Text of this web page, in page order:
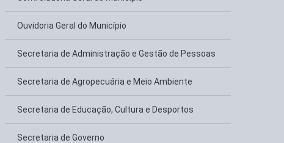
Ouvidoria Geral do Município
Secretaria de Administração e Gestão de Pessoas
Secretaria de Agropecuária e Meio Ambiente
Secretaria de Educação, Cultura e Desportos
Secretaria de Governo